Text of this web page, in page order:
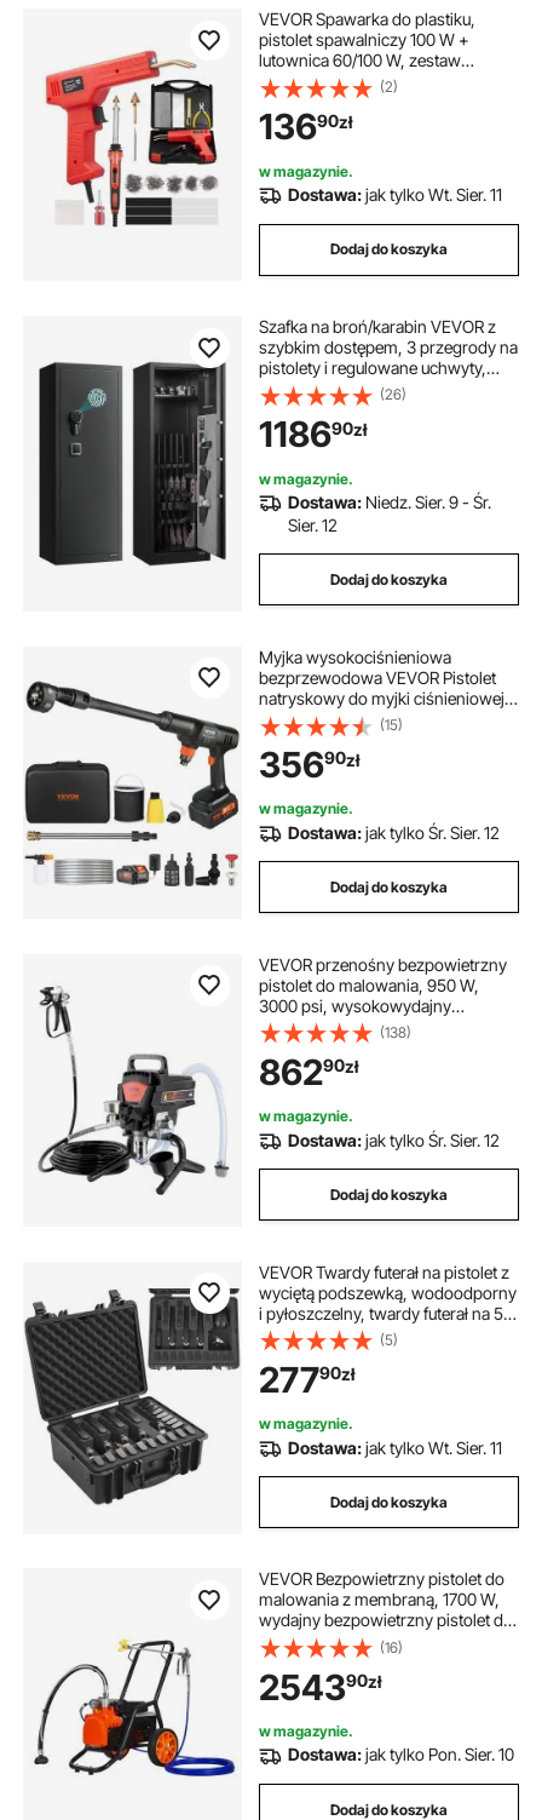
VEVOR Spawarka do plastiku,
pistolet spawalniczy 100 W +
lutownica 60/100 W, zestaw
naprawczy do plastiku z 1000 szt.
gorących zszywek i 60 szt. prętów
do zderzaków samochodowych,
kajaków, elektroniki, zabawek
(2)
13690zł
w magazynie.
Dostawa:jak tylko Wt. Sier. 11
Dodaj do koszyka
Szafka na broń/karabin VEVOR z
szybkim dostępem, 3 przegrody na
pistolety i regulowane uchwyty,
szafka na broń długą/sejf na
karabin z zamkiem na odcisk palca i
hasło, kolor czarny
(26)
118690zł
w magazynie.
Dostawa: Niedz. Sier. 9 - Śr.
Sier. 12
Dodaj do koszyka
Myjka wysokociśnieniowa
bezprzewodowa VEVOR Pistolet
natryskowy do myjki ciśnieniowej
(21 V, 50 barów, do mobilnego
czyszczenia i nawadniania, 3,5
l/min, z akcesoriami, dysza 0°~40°)
(15)
35690zł
w magazynie.
Dostawa:jak tylko Śr. Sier. 12
Dodaj do koszyka
VEVOR przenośny bezpowietrzny
pistolet do malowania, 950 W,
3000 psi, wysokowydajny
elektryczny pistolet do malowania,
pistolety natryskowe, system do
malowania natryskowego
wysokociśnieniowego
bezpowietrznego z wężem o
długości 15 m
(138)
86290zł
w magazynie.
Dostawa:jak tylko Śr. Sier. 12
Dodaj do koszyka
VEVOR Twardy futerał na pistolet z
wyciętą podszewką, wodoodporny
i pyłoszczelny, twardy futerał na 5
pistoletów, 18,9 × 16,3 × 8,5 cala,
zamykany na klucz, czarny
(5)
27790zł
w magazynie.
Dostawa:jak tylko Wt. Sier. 11
Dodaj do koszyka
VEVOR Bezpowietrzny pistolet do
malowania z membraną, 1700 W,
wydajny bezpowietrzny pistolet do
malowania z wózkiem, 3000 psi,
bezpowietrzny pistolet do
malowania, z drążkiem
przedłużającym, system
bezpowietrznego natrysku farby
pod wysokim ciśnieniem 3,5 l/min
(16)
254390zł
w magazynie.
Dostawa:jak tylko Pon. Sier. 10
Dodaj do koszyka